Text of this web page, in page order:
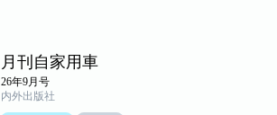
月刊自家用車
26年9月号
内外出版社